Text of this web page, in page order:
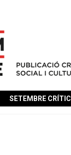
SETEMBRE CRÍTIC